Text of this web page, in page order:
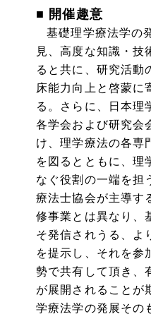
■ 開催趣意
基礎理学療法学の
見、高度な知識・技
ると共に、研究活動
床能力向上と啓蒙に
る。さらに、日本理
各学会および研究会
け、理学療法の各専
を図るとともに、理
なぐ役割の一端を担
療法士協会が主導す
修事業とは異なり、
そ発信されうる、よ
を提示し、それを参
勢で共有して頂き、
が展開されることが
学療法学の発展その